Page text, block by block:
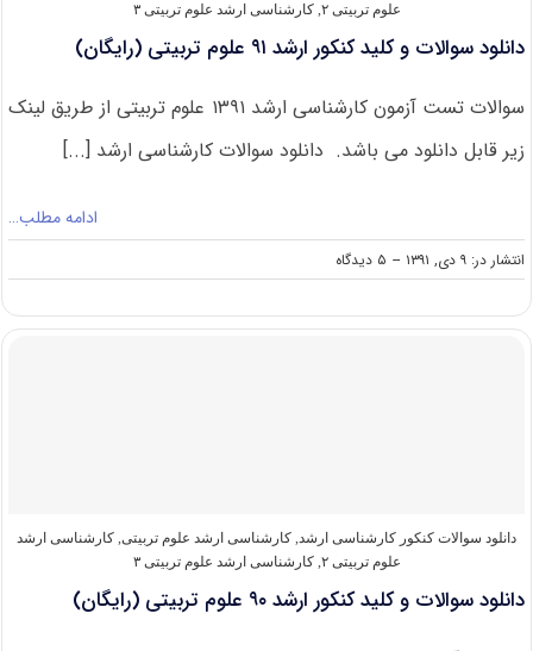
علوم تربیتی ۲ ,کارشناسی ارشد علوم تربیتی ۳
دانلود سوالات و کلید کنکور ارشد ۹۱ علوم تربیتی (رایگان)
سوالات تست آزمون کارشناسی ارشد ۱۳۹۱ علوم تربیتی از طریق لینک
زیر قابل دانلود می باشد. دانلود سوالات کارشناسی ارشد [...]
ادامه مطلب…
انتشار در: ۹ دی, ۱۳۹۱ -- ۵ دیدگاه
on
دانلود
و
دانلود سوالات کنکور کارشناسی ارشد, کارشناسی ارشد علوم تربیتی, کارشناسی ارشد
علوم تربیتی ۲ ,کارشناسی ارشد علوم تربیتی ۳
دانلود سوالات و کلید کنکور ارشد ۹۰ علوم تربیتی (رایگان)